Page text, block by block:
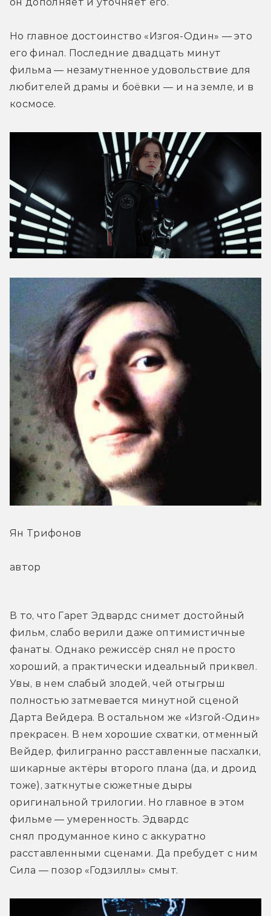
Но главное достоинство «Изгоя-Один» — это
его финал. Последние двадцать минут
фильма — незамутненное удовольствие для
любителей драмы и боёвки — и на земле, и в
космосе.
Ян Трифонов
автор
В то, что Гарет Эдвардс снимет достойный
фильм, слабо верили даже оптимистичные
фанаты. Однако режиссёр снял не просто
хороший, а практически идеальный приквел.
Увы, в нем слабый злодей, чей отыгрыш
полностью затмевается минутной сценой
Дарта Вейдера. В остальном же «Изгой-Один»
прекрасен. В нем хорошие схватки, отменный
Вейдер, филигранно расставленные пасхалки,
шикарные актёры второго плана (да, и дроид
тоже), заткнутые сюжетные дыры
оригинальной трилогии. Но главное в этом
фильме — умеренность. Эдвардс
снял продуманное кино с аккуратно
расставленными сценами. Да пребудет с ним
Сила — позор «Годзиллы» смыт.